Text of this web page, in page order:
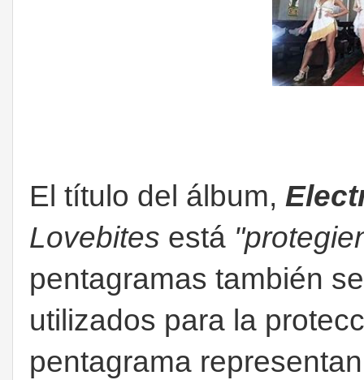
El título del álbum,
Lovebites está
pentagramas también
utilizados para la
pentagrama